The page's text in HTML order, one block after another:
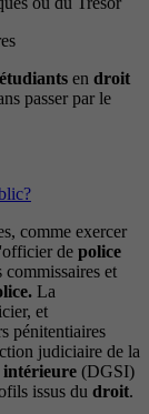
étudiants en droit
passer par le
comme exercer
de police
et
La
et
pénitentiaires
judiciaire de la
intérieure (DGSI)
issus du droit.